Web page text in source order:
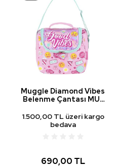
Muggle Diamond Vibes
Belenme Çantası MU-
1.500,00 TL üzeri kargo
bedava
690,00 TL